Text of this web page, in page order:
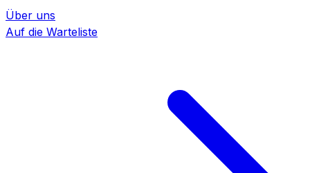
Über uns
Auf die Warteliste